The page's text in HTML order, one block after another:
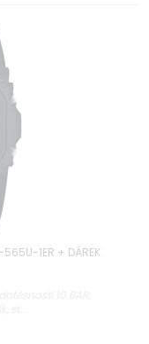
1ER + DÁREK